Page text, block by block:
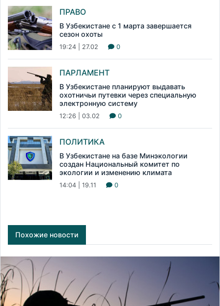
ПРАВО
В Узбекистане с 1 марта завершается
сезон охоты
19:24 | 27.02 0
ПАРЛАМЕНТ
В Узбекистане планируют выдавать
охотничьи путевки через специальную
электронную систему
12:26 | 03.02 0
ПОЛИТИКА
В Узбекистане на базе Минэкологии
создан Национальный комитет по
экологии и изменению климата
14:04 | 19.11 0
Похожие новости